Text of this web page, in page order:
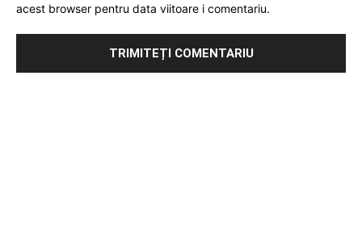
acest browser pentru data viitoare i comentariu.